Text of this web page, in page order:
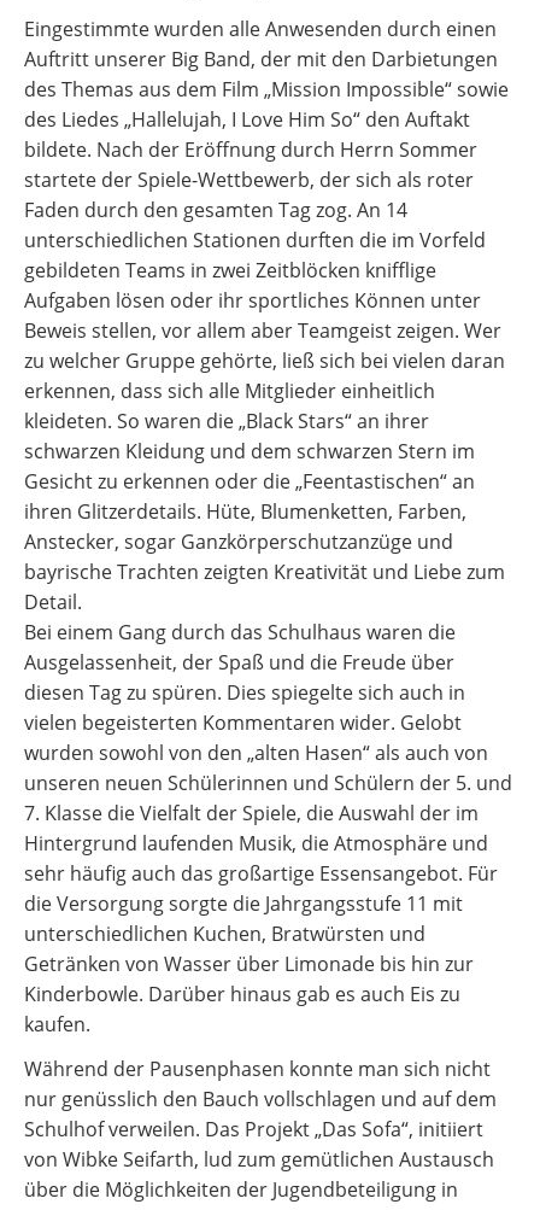
Eingestimmte wurden alle Anwesenden durch einen
Auftritt unserer Big Band, der mit den Darbietungen
des Themas aus dem Film „Mission Impossible“ sowie
des Liedes „Hallelujah, I Love Him So“ den Auftakt
bildete. Nach der Eröffnung durch Herrn Sommer
startete der Spiele-Wettbewerb, der sich als roter
Faden durch den gesamten Tag zog. An 14
unterschiedlichen Stationen durften die im Vorfeld
gebildeten Teams in zwei Zeitblöcken knifflige
Aufgaben lösen oder ihr sportliches Können unter
Beweis stellen, vor allem aber Teamgeist zeigen. Wer
zu welcher Gruppe gehörte, ließ sich bei vielen daran
erkennen, dass sich alle Mitglieder einheitlich
kleideten. So waren die „Black Stars“ an ihrer
schwarzen Kleidung und dem schwarzen Stern im
Gesicht zu erkennen oder die „Feentastischen“ an
ihren Glitzerdetails. Hüte, Blumenketten, Farben,
Anstecker, sogar Ganzkörperschutzanzüge und
bayrische Trachten zeigten Kreativität und Liebe zum
Detail.
Bei einem Gang durch das Schulhaus waren die
Ausgelassenheit, der Spaß und die Freude über
diesen Tag zu spüren. Dies spiegelte sich auch in
vielen begeisterten Kommentaren wider. Gelobt
wurden sowohl von den „alten Hasen“ als auch von
unseren neuen Schülerinnen und Schülern der 5. und
7. Klasse die Vielfalt der Spiele, die Auswahl der im
Hintergrund laufenden Musik, die Atmosphäre und
sehr häufig auch das großartige Essensangebot. Für
die Versorgung sorgte die Jahrgangsstufe 11 mit
unterschiedlichen Kuchen, Bratwürsten und
Getränken von Wasser über Limonade bis hin zur
Kinderbowle. Darüber hinaus gab es auch Eis zu
kaufen.
Während der Pausenphasen konnte man sich nicht
nur genüsslich den Bauch vollschlagen und auf dem
Schulhof verweilen. Das Projekt „Das Sofa“, initiiert
von Wibke Seifarth, lud zum gemütlichen Austausch
über die Möglichkeiten der Jugendbeteiligung in